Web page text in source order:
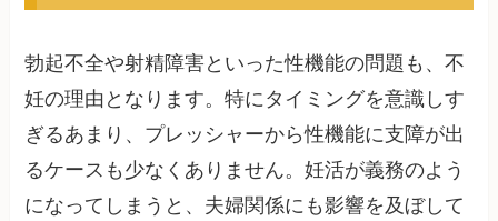
勃起不全や射精障害といった性機能の問題も、不
妊の理由となります。特にタイミングを意識しす
ぎるあまり、プレッシャーから性機能に支障が出
るケースも少なくありません。妊活が義務のよう
になってしまうと、夫婦関係にも影響を及ぼして